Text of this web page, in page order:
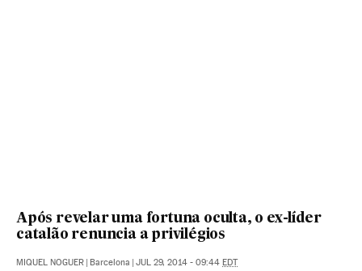
Após revelar uma fortuna oculta, o ex-líder
catalão renuncia a privilégios
MIQUEL NOGUER Barcelona JUL 29, 2014 - 09:44 EDT